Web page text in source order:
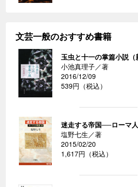
文芸一般のおすすめ書籍
玉虫と十一の掌篇小説（
小池真理子／著
2016/12/09
539円（税込）
迷走する帝国──ローマ
塩野七生／著
2015/02/20
1,617円（税込）